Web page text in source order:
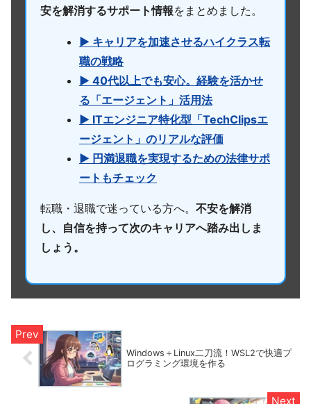
安を解消するサポート情報をまとめました。
▶ キャリアを加速させるハイクラス転
職の戦略
▶ 40代以上でも安心。経験を活かせ
る「エージェント」活用法
▶ ITエンジニア特化型「TechClipsエ
ージェント」のリアルな評価
▶ 円満退職を実現するための法律サポ
ートもチェック
転職・退職で迷っている方へ。 不安を解消
し、自信を持って次のキャリアへ踏み出しま
しょう。
Windows＋Linux二刀流！WSL2で快適プ
ログラミング環境を作る